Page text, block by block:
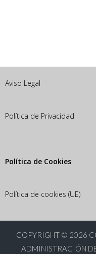
Aviso Legal
Política de Privacidad
Política de Cookies
Política de cookies (UE)
COPYRIGHT © 2026
ADMINISTRACIÓN